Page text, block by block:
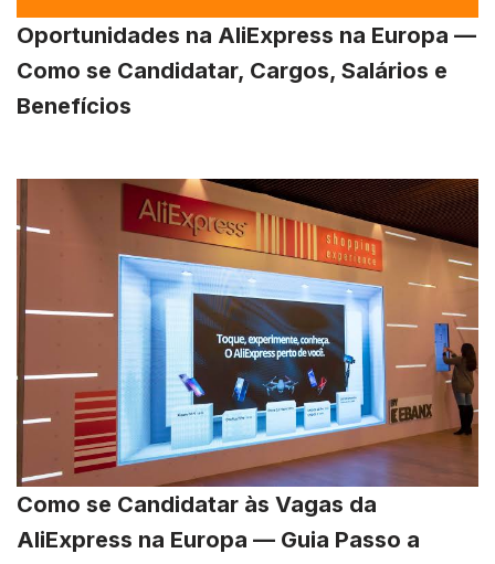
Oportunidades na AliExpress na Europa —
Como se Candidatar, Cargos, Salários e
Benefícios
Como se Candidatar às Vagas da
AliExpress na Europa — Guia Passo a